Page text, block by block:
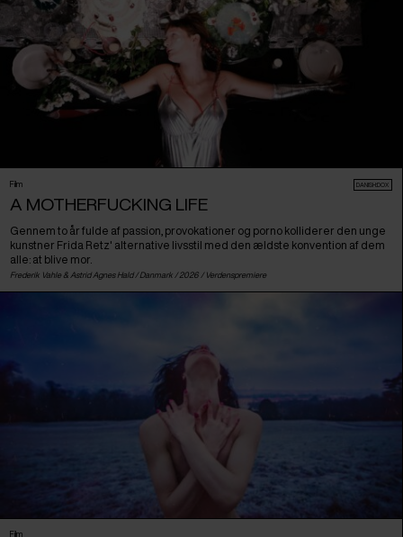
Film DANISH:DOX
A MOTHERFUCKING LIFE
Gennem to år fulde af passion, provokationer og porno kolliderer den unge
kunstner Frida Retz' alternative livsstil med den ældste konvention af dem
alle: at blive mor.
Frederik Vahle & Astrid Agnes Hald / Danmark / 2026 / Verdenspremiere
Film